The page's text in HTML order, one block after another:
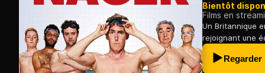
Bientôt
Films en
Un Britannique
rejoignant une
Regarder